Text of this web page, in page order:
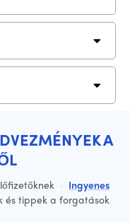
A
· Ingyenes
és tippek a forgatások